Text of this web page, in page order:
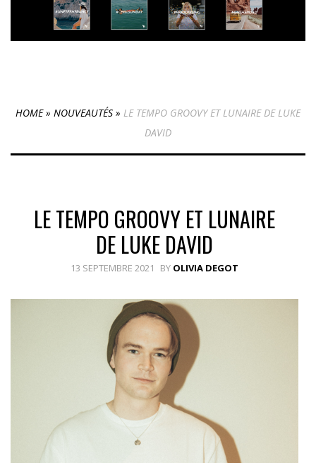
HOME» NOUVEAUTÉS » LE TEMPO GROOVY ET LUNAIRE DE LUKE
DAVID
LE TEMPO GROOVY ET LUNAIRE
DE LUKE DAVID
13 SEPTEMBRE 2021 BY OLIVIA DEGOT